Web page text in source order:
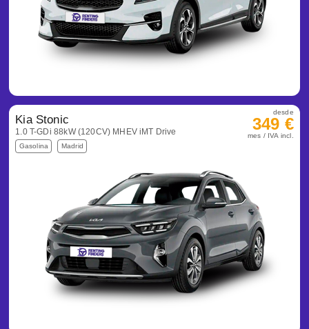
Kia Stonic
1.0 T-GDi 88kW (120CV) MHEV iMT Drive
Gasolina Madrid
desde
349 €
mes / IVA incl.